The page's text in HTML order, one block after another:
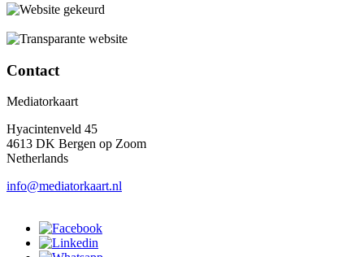
Contact
Mediatorkaart
Hyacintenveld 45
4613 DK Bergen op Zoom
Netherlands
info@mediatorkaart.nl